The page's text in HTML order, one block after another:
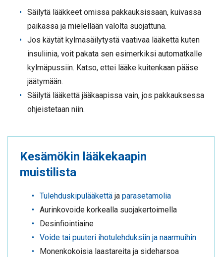
Säilytä lääkkeet omissa pakkauksissaan, kuivassa
paikassa ja mielellään valolta suojattuna.
Jos käytät kylmäsäilytystä vaativaa lääkettä kuten
insuliinia, voit pakata sen esimerkiksi automatkalle
kylmäpussiin. Katso, ettei lääke kuitenkaan pääse
jäätymään.
Säilytä lääkettä jääkaapissa vain, jos pakkauksessa
ohjeistetaan niin.
Kesämökin lääkekaapin
muistilista
Tulehduskipulääkettä ja parasetamolia
Aurinkovoide korkealla suojakertoimella
Desinfiointiaine
Voide tai puuteri ihotulehduksiin ja naarmuihin
Monenkokoisia laastareita ja sideharsoa